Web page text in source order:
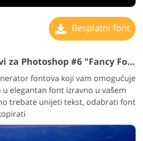
Besplatni font
Besplatni fontovi za Photoshop #6 "Fancy Fonts"
fontova koji vam omogućuje
elegantan font izravno u vašem
trebate unijeti tekst, odabrati font